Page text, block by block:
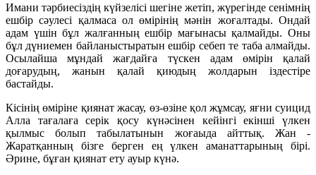
Имани тәрбиесіздің күйзелісі шегіне жетіп, жүрегінде сенімнің
ешбір сәулесі қалмаса ол өмірінің мәнін жоғалтады. Ондай
адам үшін бұл жалғанның ешбір мағынасы қалмайды. Оны
бұл дүниемен байланыстыратын ешбір себеп те таба алмайды.
Осылайша мұндай жағдайға түскен адам өмірін қалай
доғарудың, жанын қалай қиюдың жолдарын іздестіре
бастайды.
Кісінің өміріне қиянат жасау, өз-өзіне қол жұмсау, яғни суицид
Алла тағалаға серік қосу күнәсінен кейінгі екінші үлкен
қылмыс болып табылатынын жоғаыда айттық. Жан -
Жаратқанның бізге берген ең үлкен аманаттарының бірі.
Әрине, бұған қиянат ету ауыр күнә.